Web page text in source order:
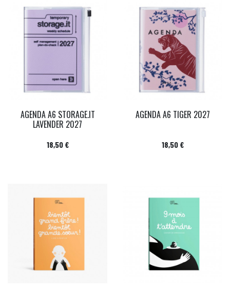
AGENDA A6 STORAGE.IT
LAVENDER 2027
Prix
18,50 €
AGENDA A6 TIGER 2027
Prix
18,50 €